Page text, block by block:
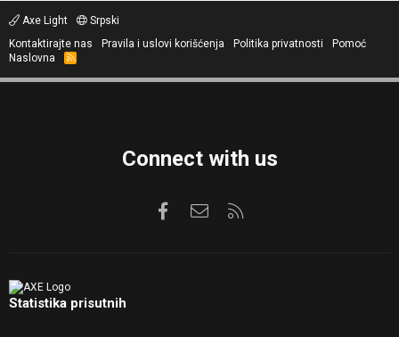
Axe Light
Srpski
Kontaktirajte nas
Pravila i uslovi korišćenja Politika privatnosti
Pomoć
Naslovna
R
S
Connect with us
FacebookKontaktirajte nas
Statistika prisutnih